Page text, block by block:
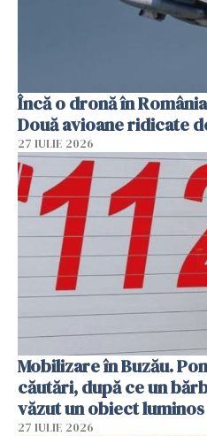
Încă o dronă în
Două avioane ridicate
27 IULIE 2026
Mobilizare în Buzău.
căutări, după ce un
văzut un obiect luminos
27 IULIE 2026